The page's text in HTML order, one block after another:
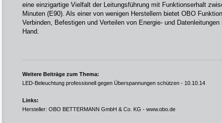
eine einzigartige Vielfalt der Leitungsführung mit Funktionserhalt
Minuten (E90). Als einer von wenigen Herstellern bietet OBO
Verbinden, Befestigen und Verteilen von Energie- und
Hand.
Weitere Beiträge zum Thema:
LED-Beleuchtung professionell gegen Überspannungen schützen - 10.10.14
Links:
Hersteller: OBO BETTERMANN GmbH & Co. KG - www.obo.de